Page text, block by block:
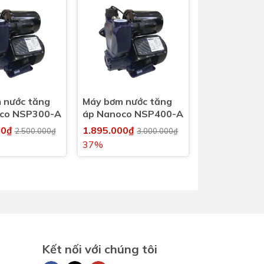
Dịch Vụ Lắp Đặt Bồn Cầu &
Lavabo Lộc Nghi Cần Thơ –
Chuyên Nghiệp & Tận Tâm
nước tăng
NSP300-A
2.500.000₫
Máy bơm nước tăng
áp Nanoco NSP400-A
1.895.000₫3.000.000₫
37%
Kết nối với chúng tôi